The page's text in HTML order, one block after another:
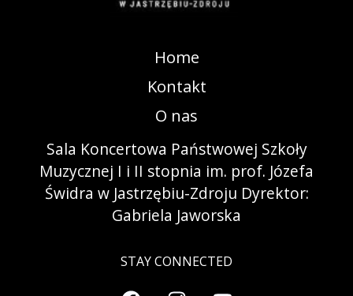
Home
Kontakt
O nas
Sala Koncertowa Państwowej Szkoły
Muzycznej I i II stopnia im. prof. Józefa
Świdra w Jastrzębiu-Zdroju Dyrektor:
Gabriela Jaworska
STAY CONNECTED